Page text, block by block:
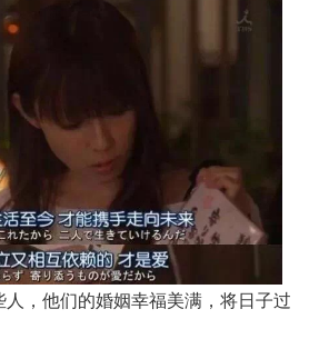
，他们的婚姻幸福美满，将日子过